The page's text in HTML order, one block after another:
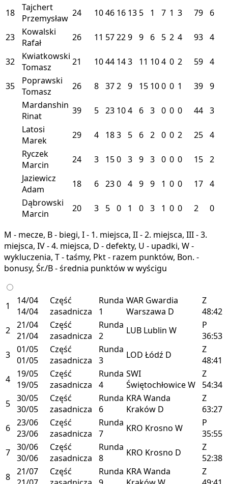
18
Tajchert
Przemysław 24 1046 16 13 5 1 7 1 3 79 6
23
Kowalski
Rafał
26 11 57229 9 6 5 2 4 93 4
32
Kwiatkowski
Tomasz
21 1044 143 11 104 0 2 59 4
35
Poprawski
Tomasz
26 8 372 9 15 100 0 1 39 9
Mardanshin
Rinat
39 5 23 104 6 3 0 0 0 44 3
Latosi
Marek
29 4 183 5 6 2 0 0 2 25 4
Ryczek
Marcin
24 3 150 3 9 3 0 0 0 15 2
Jaziewicz
Adam
18 6 230 4 9 9 1 0 0 17 4
Dąbrowski
Marcin
20 3 5 0 1 0 3 1 0 0 2 0
M - mecze, B - biegi, I - 1. miejsca, II - 2. miejsca, III - 3.
miejsca, IV - 4. miejsca, D - defekty, U - upadki, W -
wykluczenia, T - taśmy, Pkt - razem punktów, Bon. -
bonusy, Śr./B - średnia punktów w wyścigu
1
14/04
14/04
Część
zasadnicza
Runda
1
WAR Gwardia
Warszawa D
Z
48:42
2 21/04
21/04
Część
zasadnicza
Runda
2
LUB Lublin W
P
36:53
3 01/05
01/05
Część
zasadnicza
Runda
3
LOD Łódź D
Z
48:41
4
19/05
19/05
Część
zasadnicza
Runda
4
SWI
ŚwiętochłowiceW
Z
54:34
5 30/05
30/05
Część
zasadnicza
Runda
6
KRAWanda
Kraków D
Z
63:27
6 23/06
23/06
Część
zasadnicza
Runda
7
KRO Krosno W
P
35:55
7 30/06
30/06
Część
zasadnicza
Runda
8
KRO Krosno D
Z
52:38
8 21/07
Część
Runda KRAWanda
Z